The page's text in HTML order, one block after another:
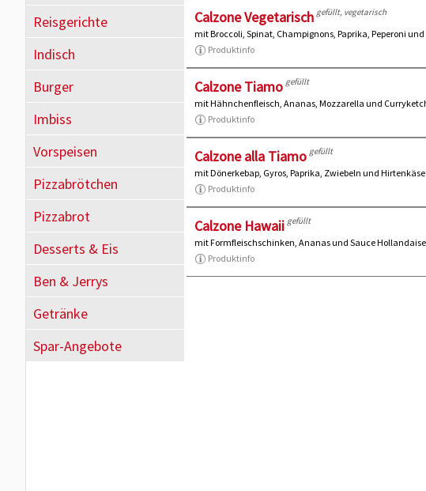
Reisgerichte
Indisch
Burger
Imbiss
Vorspeisen
Pizzabrötchen
Pizzabrot
Desserts & Eis
Ben & Jerrys
Getränke
Spar-Angebote
Calzone Vegetarisch gefüllt, vegetarisch
mit Broccoli, Spinat, Champignons, Paprika, Peperoni
Produktinfo
Calzone Tiamo gefüllt
mit Hähnchenfleisch, Ananas, Mozzarella und
Produktinfo
Calzone alla Tiamo gefüllt
mit Dönerkebap, Gyros, Paprika, Zwiebeln und Hirtenkäse
Produktinfo
Calzone Hawaii gefüllt
mit Formfleischschinken, Ananas und Sauce Hollandaise
Produktinfo